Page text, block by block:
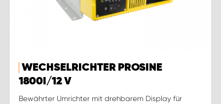
WECHSELRICHTER PROSINE
1800I/12 V
Bewährter Umrichter mit drehbarem Display für